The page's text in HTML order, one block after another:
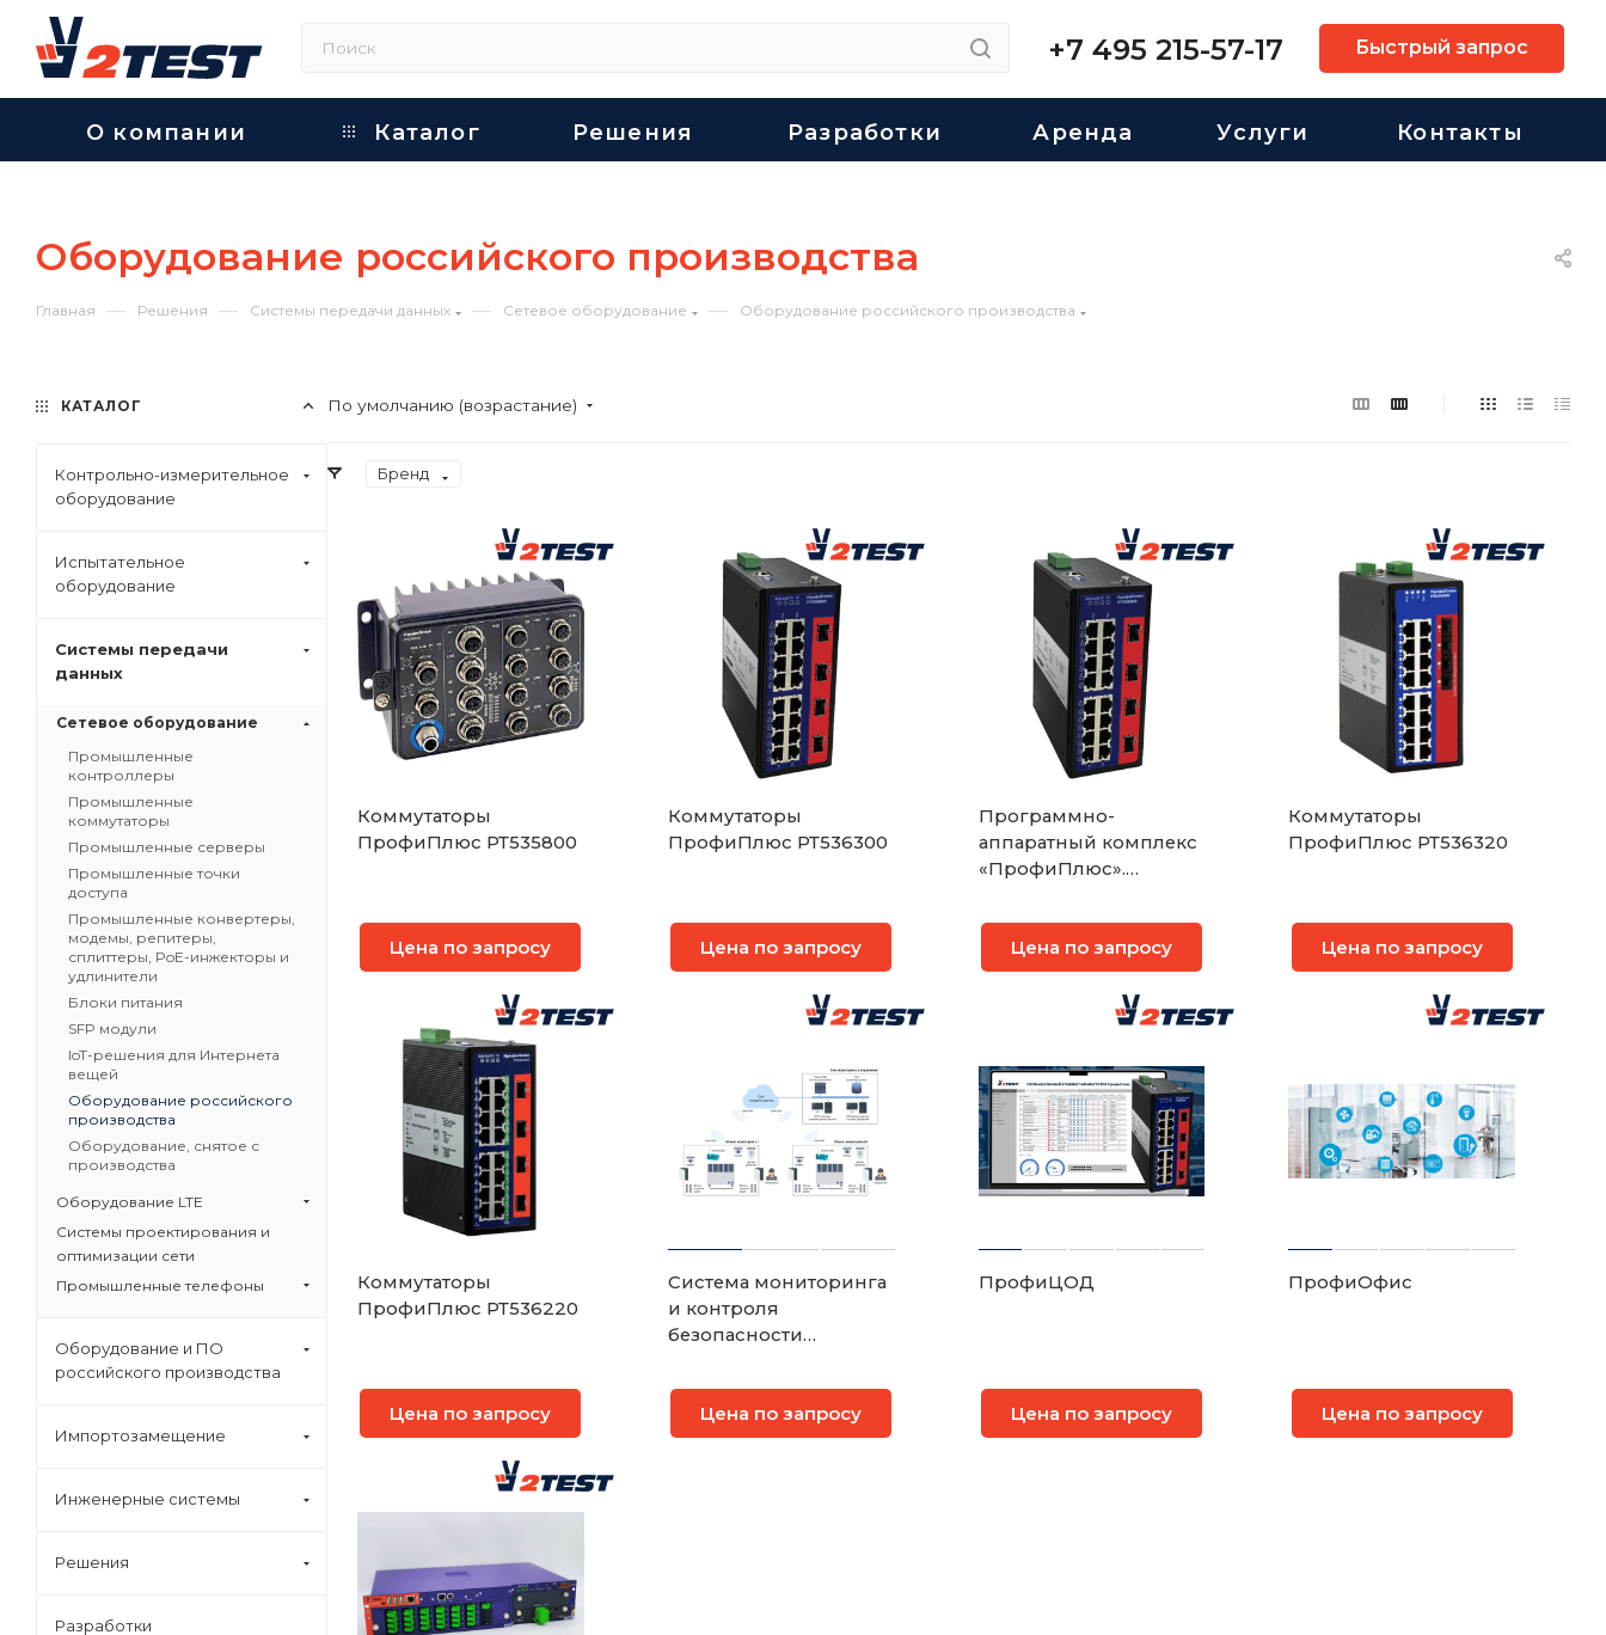
+7 495 215-57-17 Быстрый запрос
О компании Каталог Решения Разработки Аренда Услуги Контакты
Оборудование российского производства
Главная — Решения — Системы передачи данных — Сетевое оборудование — Оборудование российского производства
По умолчанию (возрастание)
Бренд
Коммутаторы
ПрофиПлюс РТ535800
Цена по запросу
Коммутаторы
ПрофиПлюс РТ536300
Цена по запросу
Программно-
аппаратный комплекс
«ПрофиПлюс».
коммутатор 2 уровня
Цена по запросу
Коммутаторы
ПрофиПлюс РТ536320
Цена по запросу
Коммутаторы
ПрофиПлюс РТ536220
Цена по запросу
Система мониторинга
и контроля
безопасности
ПрофиДоступ с
подключением
различных датчиков
Цена по запросу
ПрофиЦОД
Цена по запросу
ПрофиОфис
Цена по запросу
КАТАЛОГ
Контрольно-измерительное
оборудование
Испытательное
оборудование
Системы передачи
данных
Сетевое оборудование
Промышленные
контроллеры
Промышленные
коммутаторы
Промышленные серверы
Промышленные точки
доступа
Промышленные конвертеры,
модемы, репитеры,
сплиттеры, PoE-инжекторы и
удлинители
Блоки питания
SFP модули
IoT-решения для Интернета
вещей
Оборудование российского
производства
Оборудование, снятое с
производства
Оборудование LTE
Системы проектирования и
оптимизации сети
Промышленные телефоны
Оборудование и ПО
российского производства
Импортозамещение
Инженерные системы
Решения
Разработки